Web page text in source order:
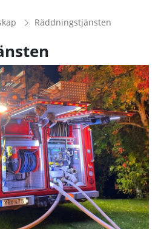
Räddningstjänsten